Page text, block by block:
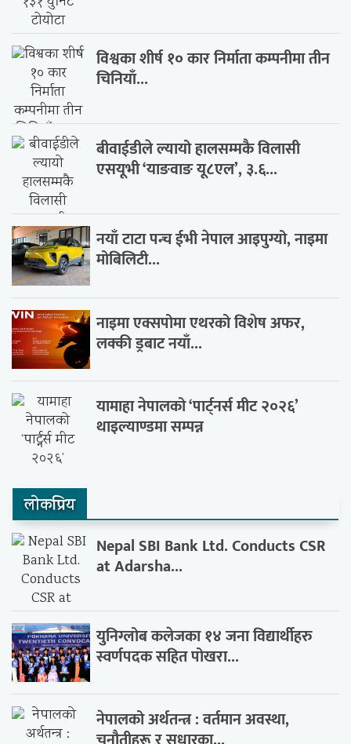
विश्वका शीर्ष १० कार निर्माता कम्पनीमा तीन
चिनियाँ...
बीवाईडीले ल्यायो हालसम्मकै विलासी
एसयूभी ‘याङवाङ यू८एल’, ३.६...
नयाँ टाटा पन्च ईभी नेपाल आइपुग्यो, नाइमा
मोबिलिटी...
नाइमा एक्सपोमा एथरको विशेष अफर,
लक्की ड्रबाट नयाँ...
यामाहा नेपालको ‘पार्ट्नर्स मीट २०२६’
थाइल्याण्डमा सम्पन्न
लाेकप्रिय
Nepal SBI Bank Ltd. Conducts CSR
at Adarsha...
युनिग्लोब कलेजका १४ जना विद्यार्थीहरु
स्वर्णपदक सहित पोखरा...
नेपालको अर्थतन्त्र : वर्तमान अवस्था,